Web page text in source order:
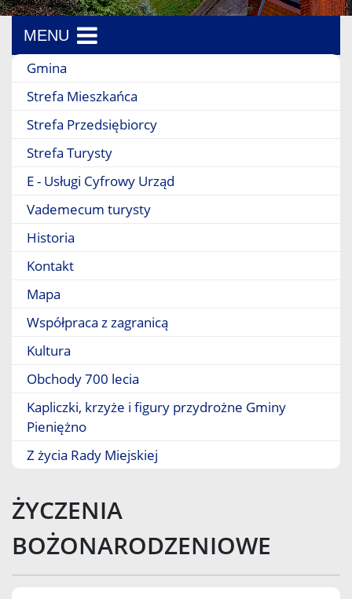
MENU
Menu boczne
Gmina
Strefa Mieszkańca
Strefa Przedsiębiorcy
Strefa Turysty
E - Usługi Cyfrowy Urząd
Vademecum turysty
Historia
Kontakt
Mapa
Współpraca z zagranicą
Kultura
Obchody 700 lecia
Kapliczki, krzyże i figury przydrożne Gminy
Pieniężno
Z życia Rady Miejskiej
ŻYCZENIA
BOŻONARODZENIOWE